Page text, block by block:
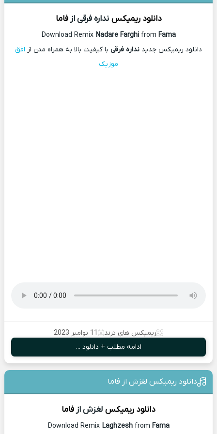
دانلود ریمیکس نداره فرقی ازفاما
Download Remix Nadare Farghifrom Fama
دانلود ریمیکس جدید نداره فرقی با کیفیت بالا به همراه متن از افق
موزیک
ریمیکس های ترند
11 نوامبر 2023
ادامه مطلب + دانلود ...
دانلود ریمیکس لغزش از فاما
دانلود ریمیکس لغزش ازفاما
Download Remix Laghzeshfrom Fama